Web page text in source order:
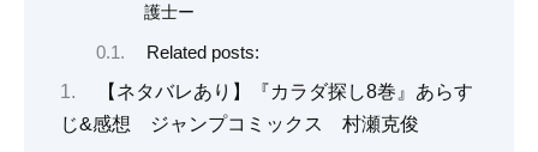
護士ー
Related posts:
【ネタバレあり】『カラダ探し8巻』あらす
じ&感想 ジャンプコミックス 村瀬克俊